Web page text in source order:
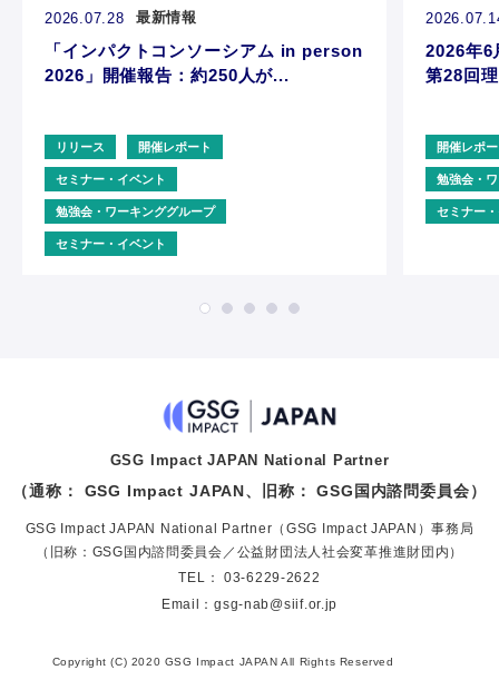
2026.07.28 最新情報
「インパクトコンソーシアム in person
2026」開催報告：約250人が...
リリース 開催レポート
セミナー・イベント
勉強会・ワーキンググループ
セミナー・イベント
2026年
第28回
開催レポ
勉強会・
セミナー
GSG Impact JAPAN National Partner
（通称： GSG Impact JAPAN、旧称： GSG国内諮問委員会）
GSG Impact JAPAN National Partner（GSG Impact JAPAN）事務局
（旧称：GSG国内諮問委員会／公益財団法人社会変革推進財団内）
TEL： 03-6229-2622
Email：gsg-nab@siif.or.jp
Copyright (C) 2020 GSG Impact JAPAN All Rights Reserved